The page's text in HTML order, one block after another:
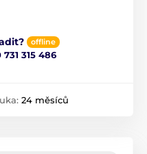
offline
731 315 486
24 měsíců